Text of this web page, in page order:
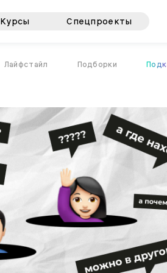
Курсы Спецпроекты
Лайфстайл Подборки